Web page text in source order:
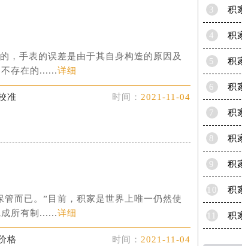
，手表的误差是由于其自身构造的原因及
存在的......详细
准 时间： 2021-11-04
而已。”目前，积家是世界上唯一仍然使
所有制......详细
格 时间： 2021-11-04
3
4 积
5
6
7
8
9
10
11